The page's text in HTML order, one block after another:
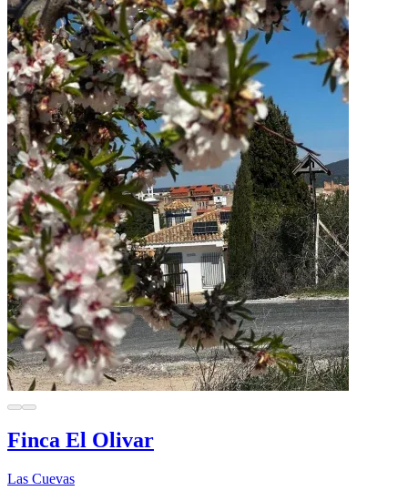
Finca El Olivar
Las Cuevas